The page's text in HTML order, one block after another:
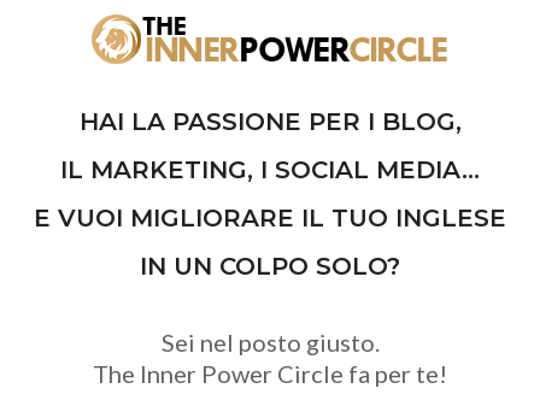
HAI LA PASSIONE PER I BLOG,
IL MARKETING, I SOCIAL MEDIA...
E VUOI MIGLIORARE IL TUO INGLESE
IN UN COLPO SOLO?
Sei nel posto giusto.
The Inner Power Circle fa per te!